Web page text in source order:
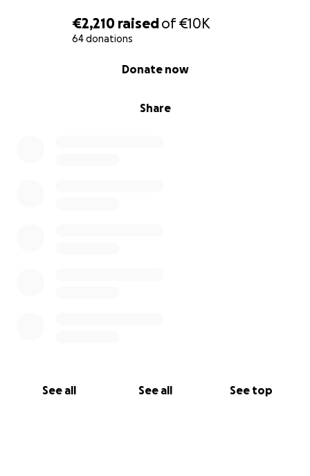
€2,210 raisedof€10K
64 donations
Share
Donate now
See all See all See top